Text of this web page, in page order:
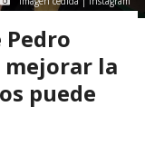
mejorar la
puede